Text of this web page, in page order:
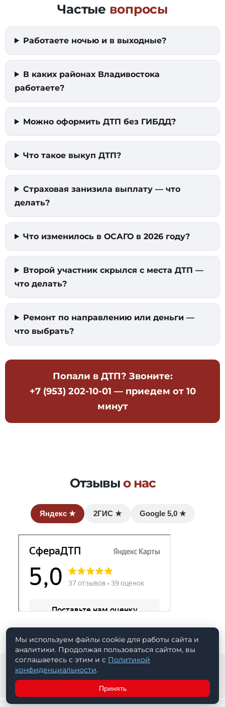
Частые вопросы
Работаете ночью и в выходные?
В каких районах Владивостока
работаете?
Можно оформить ДТП без ГИБДД?
Что такое выкуп ДТП?
Страховая занизила выплату — что
делать?
Что изменилось в ОСАГО в 2026 году?
Второй участник скрылся с места ДТП —
что делать?
Ремонт по направлению или деньги —
что выбрать?
Попали в ДТП? Звоните:
+7 (953) 202-10-01 — приедем от 10
минут
Отзывы о нас
Яндекс ★ 2ГИС ★ Google 5,0 ★
Нам доверяют:
5,0★Яндекс38 5,0★2ГИС145 5,0★Google159
Мы используем файлы cookie для работы сайта и
аналитики. Продолжая пользоваться сайтом, вы
соглашаетесь с этим и с Политикой
конфиденциальности.
Принять